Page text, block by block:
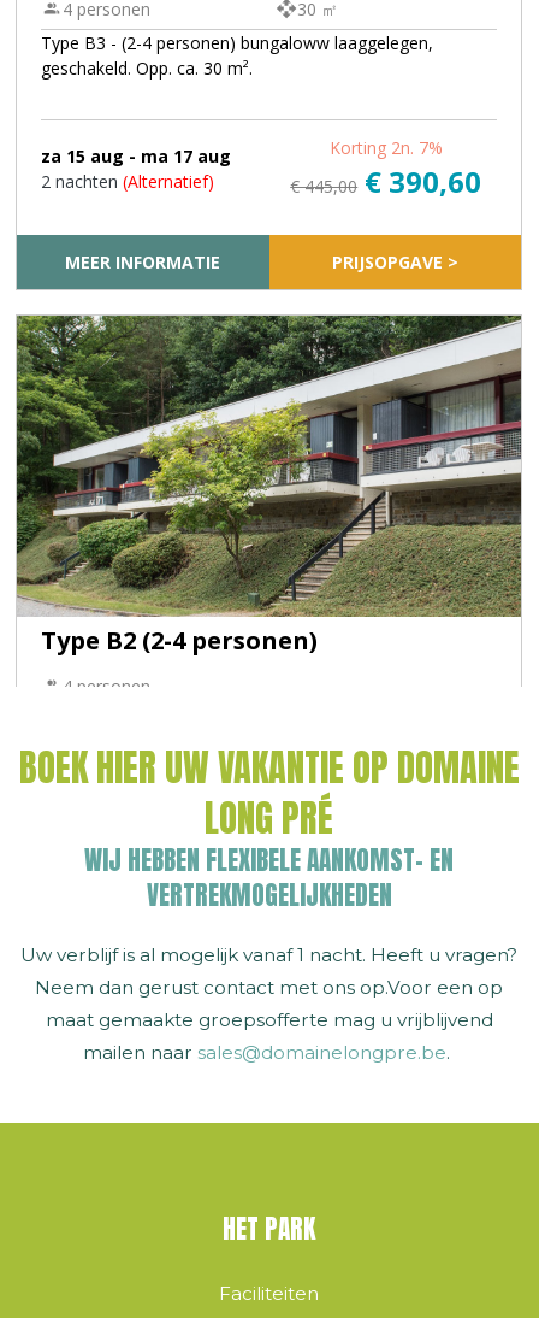
BOEK HIER UW VAKANTIE OP DOMAINE
LONG PRÉ
WIJ HEBBEN FLEXIBELE AANKOMST- EN
VERTREKMOGELIJKHEDEN
Uw verblijf is al mogelijk vanaf 1 nacht. Heeft u vragen?
Neem dan gerust contact met ons op.Voor een op
maat gemaakte groepsofferte mag u vrijblijvend
mailen naar sales@domainelongpre.be.
HET PARK
Faciliteiten